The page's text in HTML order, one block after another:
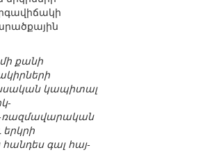
քանի
կապիտալ
ռազմավարական
երկրի
գալ հայ-